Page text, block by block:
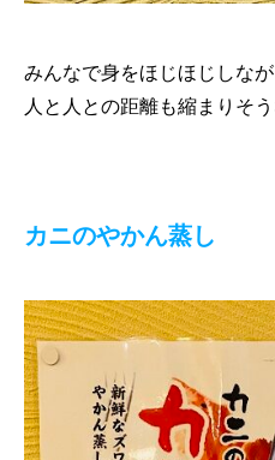
みんなで身をほじほじしな
人と人との距離も縮まりそ
カニのやかん蒸し